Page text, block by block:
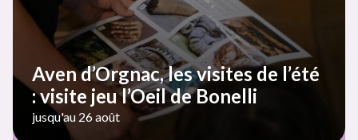
Aven d’Orgnac, les visites de l’été
: visite jeu l’Oeil de Bonelli
jusqu'au 26 août